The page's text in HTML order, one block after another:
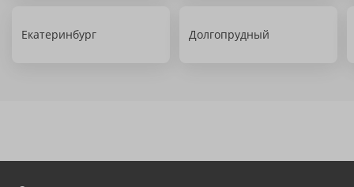
Екатеринбург Долгопрудный